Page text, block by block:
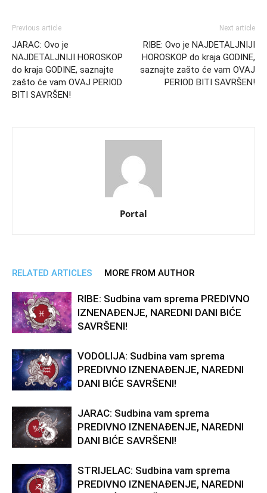
Previous article
JARAC: Ovo je
NAJDETALJNIJI HOROSKOP
do kraja GODINE, saznajte
zašto će vam OVAJ PERIOD
BITI SAVRŠEN!
Next article
RIBE: Ovo je NAJDETALJNIJI
HOROSKOP do kraja GODINE,
saznajte zašto će vam OVAJ
PERIOD BITI SAVRŠEN!
Portal
RELATED ARTICLES MORE FROM AUTHOR
RIBE: Sudbina vam sprema PREDIVNO
IZNENAĐENJE, NAREDNI DANI BIĆE
SAVRŠENI!
VODOLIJA: Sudbina vam sprema
PREDIVNO IZNENAĐENJE, NAREDNI
DANI BIĆE SAVRŠENI!
JARAC: Sudbina vam sprema
PREDIVNO IZNENAĐENJE, NAREDNI
DANI BIĆE SAVRŠENI!
STRIJELAC: Sudbina vam sprema
PREDIVNO IZNENAĐENJE, NAREDNI